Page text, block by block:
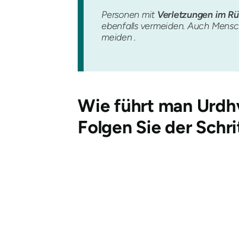
Personen mit Verletzungen im
ebenfalls vermeiden. Auch
meiden .
Wie führt man
Folgen Sie der